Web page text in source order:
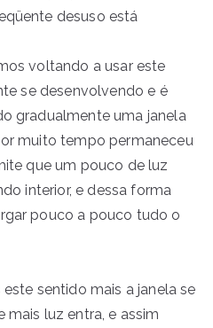
desuso está
voltando a usar este
se desenvolvendo e é
gradualmente uma janela
muito tempo permaneceu
que um pouco de luz
interior, e dessa forma
pouco a pouco tudo o
sentido mais a janela se
luz entra, e assim